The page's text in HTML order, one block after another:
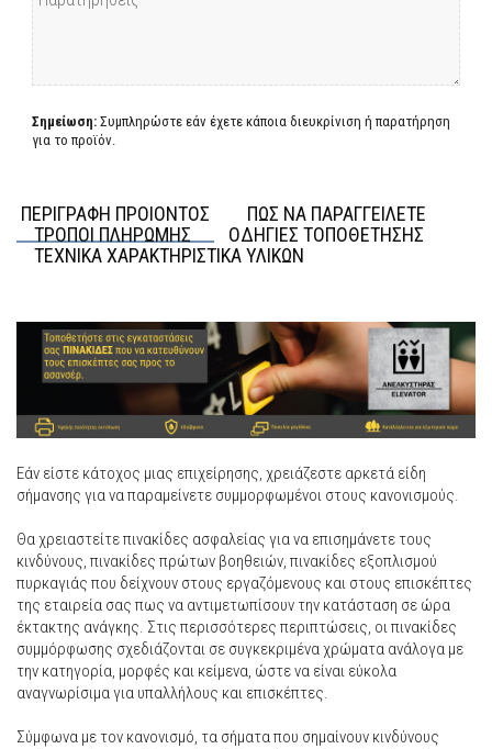
Σημείωση: Συμπληρώστε εάν έχετε κάποια διευκρίνιση ή παρατήρηση
για το προϊόν.
ΠΕΡΙΓΡΑΦΗ ΠΡΟΙΟΝΤΟΣ
ΠΩΣ ΝΑ ΠΑΡΑΓΓΕΙΛΕΤΕ
ΤΡΟΠΟΙ ΠΛΗΡΩΜΗΣ
ΟΔΗΓΙΕΣ ΤΟΠΟΘΕΤΗΣΗΣ
ΤΕΧΝΙΚΑ ΧΑΡΑΚΤΗΡΙΣΤΙΚΑ ΥΛΙΚΩΝ
Εάν είστε κάτοχος μιας επιχείρησης, χρειάζεστε αρκετά είδη
σήμανσης για να παραμείνετε συμμορφωμένοι στους κανονισμούς.
Θα χρειαστείτε πινακίδες ασφαλείας για να επισημάνετε τους
κινδύνους, πινακίδες πρώτων βοηθειών, πινακίδες εξοπλισμού
πυρκαγιάς που δείχνουν στους εργαζόμενους και στους επισκέπτες
της εταιρεία σας πως να αντιμετωπίσουν την κατάσταση σε ώρα
έκτακτης ανάγκης. Στις περισσότερες περιπτώσεις, οι πινακίδες
συμμόρφωσης σχεδιάζονται σε συγκεκριμένα χρώματα ανάλογα με
την κατηγορία, μορφές και κείμενα, ώστε να είναι εύκολα
αναγνωρίσιμα για υπαλλήλους και επισκέπτες.
Σύμφωνα με τον κανονισμό, τα σήματα που σημαίνουν κινδύνους